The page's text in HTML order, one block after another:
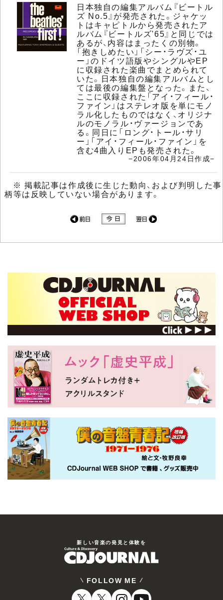
日本独自の編集アルバム『ビートル
ズ No.5』が発売された。ジャケッ
トはキャピトルから発売されたア
ルバム『ビートルズ'65』と同じでは
あるが、内容はまったくの別物。
「抱きしめたい」「シー・ラヴズ・ユ
ー」のドイツ語版やシングルやEP
に収録された楽曲でまとめられて
いた。日本独自の編集アルバムとし
ては最後の編集盤となった。また、
ここに収録された「アイ・フィール・
ファイン」はステレオ版を単にモノ
ラル化したものではなく、オリジナ
ルのモノラル・ヴァージョンであ
る。同日に「ロング・トール・サリ
ー」「アイ・フィール・ファイン」を
含む4曲入りEPも発売された。
−2006年04月24日作成−
※ 掲載記事は作成後に生じた動向、および判明した事
柄等は反映していない場合があります。
新しい⾳楽の発⾒と体験を
FOLLOW ME